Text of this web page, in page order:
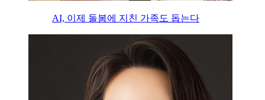
AI, 이제 돌봄에 지친 가족도 돕는다